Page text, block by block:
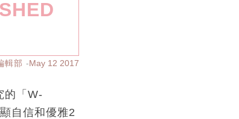
輯部 May 12 2017
的「W-
自信和優雅2